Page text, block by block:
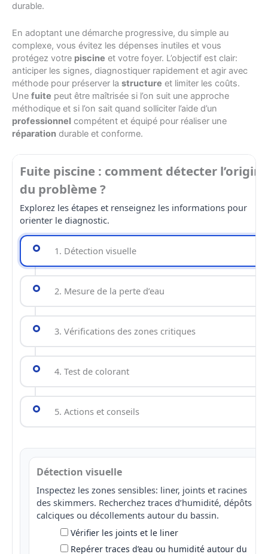
durable.
En adoptant une démarche progressive, du simple au
complexe, vous évitez les dépenses inutiles et vous
protégez votre piscine et votre foyer. L’objectif est clair:
anticiper les signes, diagnostiquer rapidement et agir avec
méthode pour préserver la structure et limiter les coûts.
Une fuite peut être maîtrisée si l’on suit une approche
méthodique et si l’on sait quand solliciter l’aide d’un
professionnel compétent et équipé pour réaliser une
réparation durable et conforme.
Fuite piscine : comment détecter l’origine
du problème ?
Explorez les étapes et renseignez les informations pour
orienter le diagnostic.
1. Détection visuelle
2. Mesure de la perte d’eau
3. Vérifications des zones critiques
4. Test de colorant
5. Actions et conseils
Détection visuelle
Inspectez les zones sensibles: liner, joints et racines
des skimmers. Recherchez traces d’humidité, dépôts
calciques ou décollements autour du bassin.
Vérifier les joints et le liner
Repérer traces d’eau ou humidité autour du